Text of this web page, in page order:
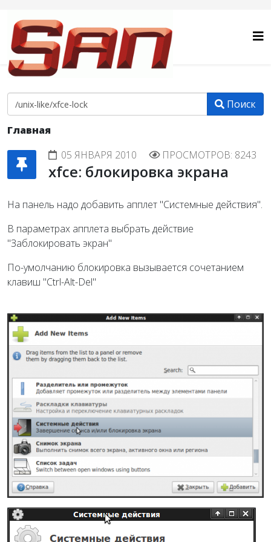
Поиск
Главная
05 ЯНВАРЯ 2010
ПРОСМОТРОВ: 8243
xfce: блокировка экрана
На панель надо добавить апплет "Системные действия".
В параметрах апплета выбрать действие
"Заблокировать экран"
По-умолчанию блокировка вызывается сочетанием
клавиш "Ctrl-Alt-Del"